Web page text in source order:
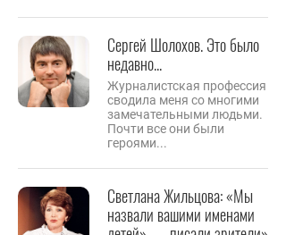
Сергей Шолохов. Это было
недавно...
Журналистская профессия
сводила меня со многими
замечательными людьми.
Почти все они были
героями...
Светлана Жильцова: «Мы
назвали вашими именами